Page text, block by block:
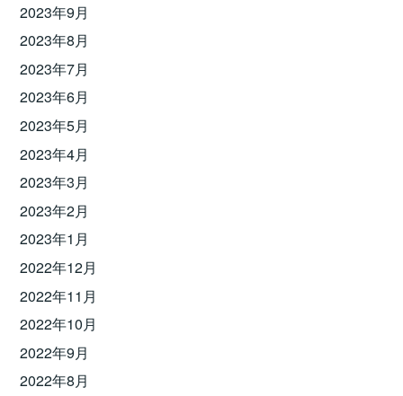
2023年9月
2023年8月
2023年7月
2023年6月
2023年5月
2023年4月
2023年3月
2023年2月
2023年1月
2022年12月
2022年11月
2022年10月
2022年9月
2022年8月